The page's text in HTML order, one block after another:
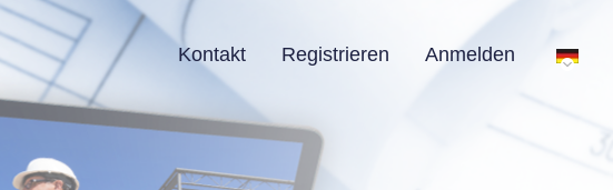
Kontakt Registrieren Anmelden